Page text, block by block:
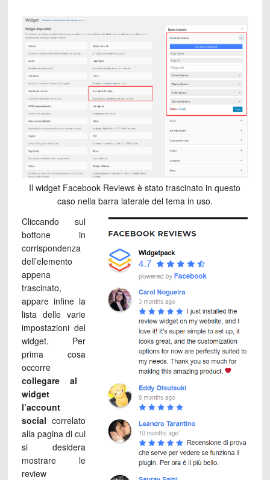
Il widget Facebook Reviews è stato trascinato in questo
caso nella barra laterale del tema in uso.
Cliccando sul
bottone in
corrispondenza
dell’elemento
appena
trascinato,
appare infine la
lista delle varie
impostazioni del
widget. Per
prima cosa
occorre
collegare al
widget
l’account
social correlato
alla pagina di cui
si desidera
mostrare le
review